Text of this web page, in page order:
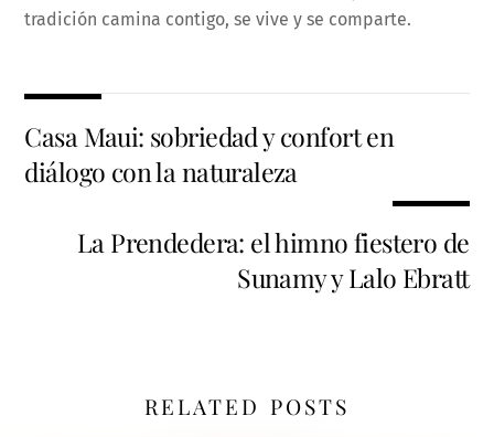
tradición camina contigo, se vive y se comparte.
Casa Maui: sobriedad y confort en
diálogo con la naturaleza
La Prendedera: el himno fiestero de
Sunamy y Lalo Ebratt
RELATED POSTS